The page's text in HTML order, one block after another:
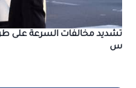
س